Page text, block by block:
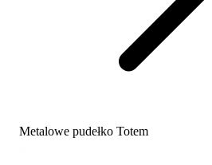
Metalowe pudełko Totem